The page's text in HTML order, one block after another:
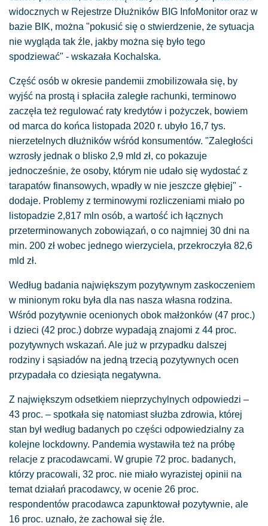
widocznych w Rejestrze Dłużników BIG InfoMonitor oraz w
bazie BIK, można "pokusić się o stwierdzenie, że sytuacja
nie wygląda tak źle, jakby można się było tego
spodziewać" - wskazała Kochalska.
Część osób w okresie pandemii zmobilizowała się, by
wyjść na prostą i spłaciła zaległe rachunki, terminowo
zaczęła też regulować raty kredytów i pożyczek, bowiem
od marca do końca listopada 2020 r. ubyło 16,7 tys.
nierzetelnych dłużników wśród konsumentów. "Zaległości
wzrosły jednak o blisko 2,9 mld zł, co pokazuje
jednocześnie, że osoby, którym nie udało się wydostać z
tarapatów finansowych, wpadły w nie jeszcze głębiej" -
dodaje. Problemy z terminowymi rozliczeniami miało po
listopadzie 2,817 mln osób, a wartość ich łącznych
przeterminowanych zobowiązań, o co najmniej 30 dni na
min. 200 zł wobec jednego wierzyciela, przekroczyła 82,6
mld zł.
Według badania największym pozytywnym zaskoczeniem
w minionym roku była dla nas nasza własna rodzina.
Wśród pozytywnie ocenionych obok małżonków (47 proc.)
i dzieci (42 proc.) dobrze wypadają znajomi z 44 proc.
pozytywnych wskazań. Ale już w przypadku dalszej
rodziny i sąsiadów na jedną trzecią pozytywnych ocen
przypadała co dziesiąta negatywna.
Z największym odsetkiem nieprzychylnych odpowiedzi –
43 proc. – spotkała się natomiast służba zdrowia, której
stan był według badanych po części odpowiedzialny za
kolejne lockdowny. Pandemia wystawiła też na próbę
relacje z pracodawcami. W grupie 72 proc. badanych,
którzy pracowali, 32 proc. nie miało wyrazistej opinii na
temat działań pracodawcy, w ocenie 26 proc.
respondentów pracodawca zapunktował pozytywnie, ale
16 proc. uznało, że zachował się źle.